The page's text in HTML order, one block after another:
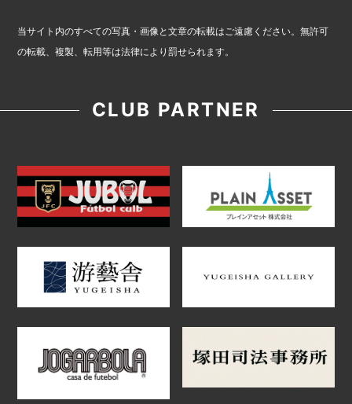
当サイト内のすべての写真・画像と文章の転載はご遠慮ください。無許可
の転載、複製、転用等は法律により罰せられます。
CLUB PARTNER